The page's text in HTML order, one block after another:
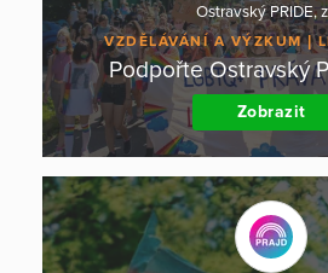
Ostravský PRIDE,
VZDĚLÁVÁNÍ A VÝZKUM
Podpořte Ostravský
Zobrazit